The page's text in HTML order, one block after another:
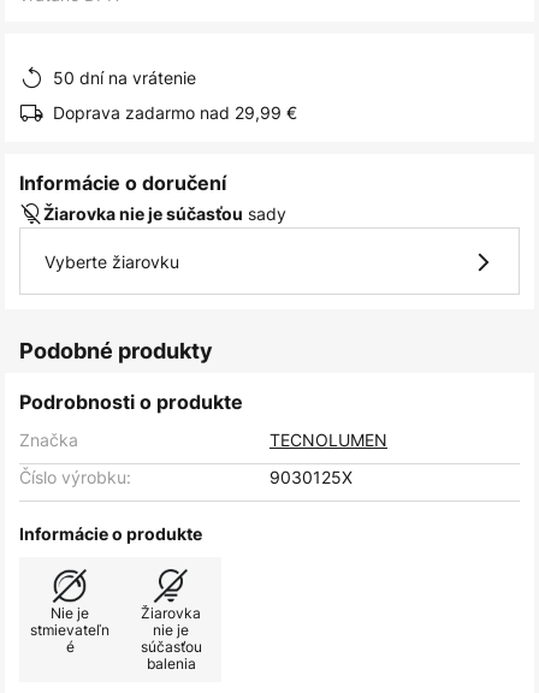
50 dní na vrátenie
Doprava zadarmo nad 29,99 €
Informácie o doručení
Žiarovka nie je súčasťou sady
Vyberte žiarovku
Podobné produkty
Podrobnosti o produkte
Značka
TECNOLUMEN
Číslo výrobku:
9030125X
Informácie o produkte
Nie je
stmievateľn
é
Žiarovka
nie je
súčasťou
balenia